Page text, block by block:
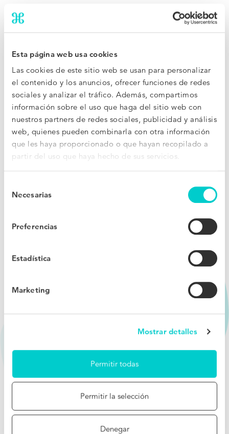
Esta página web usa cookies
Las cookies de este sitio web se usan para personalizar
el contenido y los anuncios, ofrecer funciones de redes
sociales y analizar el tráfico. Además, compartimos
información sobre el uso que haga del sitio web con
nuestros partners de redes sociales, publicidad y análisis
web, quienes pueden combinarla con otra información
que les haya proporcionado o que hayan recopilado a
partir del uso que haya hecho de sus servicios.
deNecesarias
Preferencias
Estadística
Marketing
Mostrar detalles
Permitir todas
Permitir la selección
Denegar
Con nuestro sencillo pero efectivo widget de
comparación de precios garantizarás a los visitantes que
OTAs y otros sitios web. También podrás mostrar las
ventajas de reservar directamente como, por ejemplo,
una bebida de bienvenida o la posibilidad de hacer el
check-out más tarde.
¿Hay alguien ofreciendo un precio inferior al tuyo?
Combate las disparidades mostrando a los usuarios una
oferta de Price Match en tiempo real.